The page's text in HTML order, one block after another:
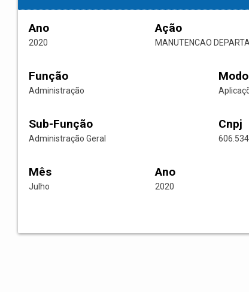
Ano
2020
Ação
MANUTENCAO
Função
Administração
Sub-Função
Administração Geral
Cnpj
Mês
Julho
Ano
2020